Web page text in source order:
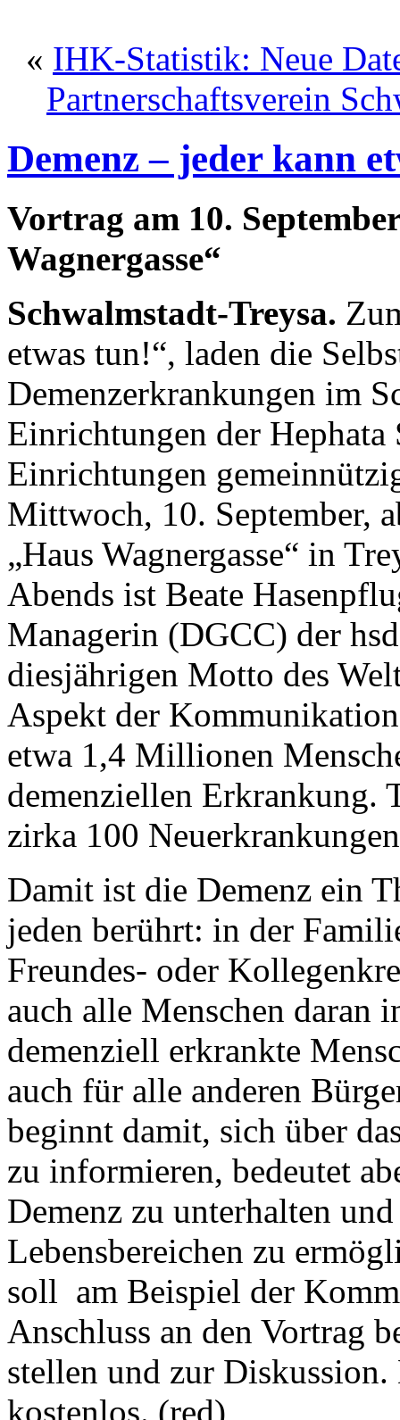
« IHK-Statistik: Neue
Partnerschaftsverein
Demenz – jeder kann
Vortrag am 10.
Wagnergasse“
Schwalmstadt-Treysa.
etwas tun!“, laden die
Demenzerkrankungen im
Einrichtungen der Hephata
Einrichtungen
Mittwoch, 10. September,
„Haus Wagnergasse“ in
Abends ist Beate
Managerin (DGCC) der
diesjährigen Motto des
Aspekt der
etwa 1,4 Millionen
demenziellen Erkrankung.
zirka 100
Damit ist die Demenz ein
jeden berührt: in der
Freundes- oder
auch alle Menschen daran
demenziell erkrankte
auch für alle anderen
beginnt damit, sich über
zu informieren, bedeutet
Demenz zu unterhalten
Lebensbereichen zu
soll am Beispiel der
Anschluss an den Vortrag
stellen und zur
kostenlos. (red)